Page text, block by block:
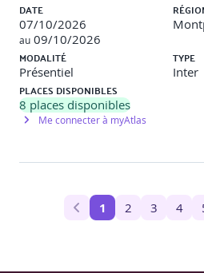
DATE
07/10/2026
au 09/10/2026
MODALITÉ
Présentiel
TYPE
Inter
PLACES DISPONIBLES
8 places disponibles
Me connecter à myAtlas
1 2 3 4